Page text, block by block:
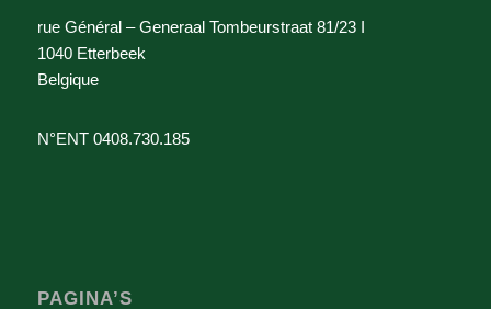
rue Général – Generaal Tombeurstraat 81/23 I
1040 Etterbeek
Belgique
N°ENT 0408.730.185
PAGINA’S